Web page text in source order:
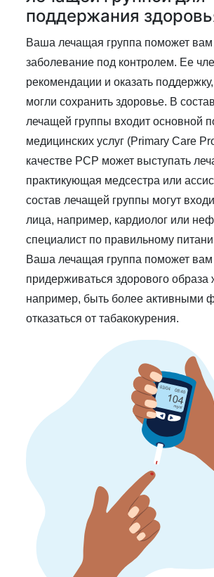
поддержания
Ваша лечащая группа поможет
заболевание под контролем. Ее
рекомендации и оказать
могли сохранить здоровье. В
лечащей группы входит основной
медицинских услуг (Primary Care
качестве PCP может выступать
практикующая медсестра или
состав лечащей группы могут
лица, например, кардиолог или
специалист по правильному
Ваша лечащая группа поможет вам
придерживаться здорового образа
например, быть более активными
отказаться от табакокурения.